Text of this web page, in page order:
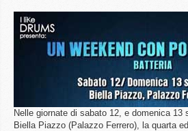
Nelle giornate di sabato 12, e domenica 13
Biella Piazzo (Palazzo Ferrero), la quarta